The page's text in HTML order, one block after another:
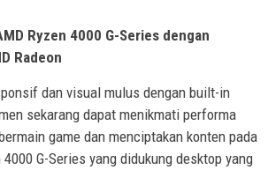
Ryzen 4000 G-Series dengan
Radeon
dan visual mulus dengan built-in
sekarang dapat menikmati performa
game dan menciptakan konten pada
G-Series yang didukung desktop yang